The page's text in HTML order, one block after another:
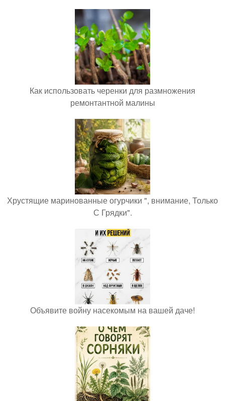
Как использовать черенки для размножения
ремонтантной малины
Хрустящие маринованные огурчики ", внимание, Только
С Грядки".
Объявите войну насекомым на вашей даче!